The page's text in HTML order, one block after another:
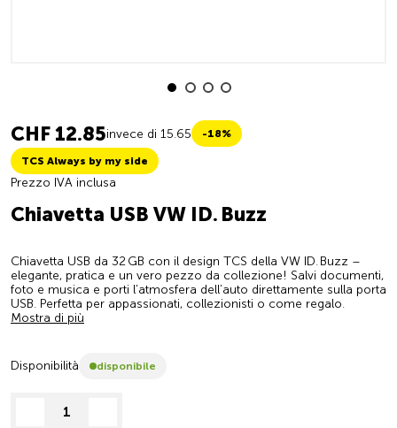
CHF 12.85invece di 15.65 -18%
TCS Always by my side
Prezzo IVA inclusa
Chiavetta USB VW ID. Buzz
Chiavetta USB da 32 GB con il design TCS della VW ID. Buzz –
elegante, pratica e un vero pezzo da collezione! Salvi documenti,
foto e musica e porti l’atmosfera dell’auto direttamente sulla porta
USB. Perfetta per appassionati, collezionisti o come regalo.
Mostra di più
Disponibilità disponibile
decrease quantity